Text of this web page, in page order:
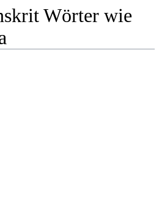
Wörter wie